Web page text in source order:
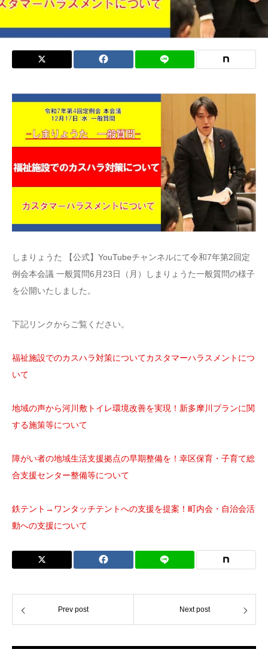
しまりょうた 【公式】YouTubeチャンネルにて令和7年第2回定
例会本会議 一般質問6月23日（月）しまりょうた一般質問の様子
を公開いたしました。
下記リンクからご覧ください。
福祉施設でのカスハラ対策についてカスタマーハラスメントにつ
いて
地域の声から河川敷トイレ環境改善を実現！新多摩川プランに関
する施策等について
障がい者の地域生活支援拠点の早期整備を！幸区保育・子育て総
合支援センター整備等について
鉄テント→ワンタッチテントへの支援を提案！町内会・自治会活
動への支援について
Prev post Next post